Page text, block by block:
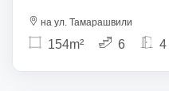
на ул. Тамарашвили
154m² 6 4